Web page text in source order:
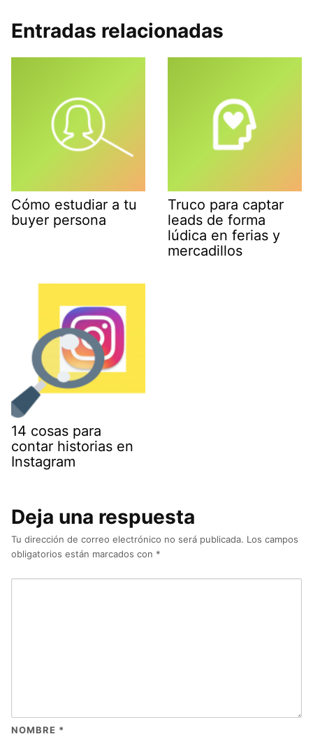
Entradas relacionadas
Cómo estudiar a tu
buyer persona
Truco para captar
leads de forma
lúdica en ferias y
mercadillos
14 cosas para
contar historias en
Instagram
Deja una respuesta
Tu dirección de correo electrónico no será publicada. Los campos
obligatorios están marcados con *
NOMBRE *